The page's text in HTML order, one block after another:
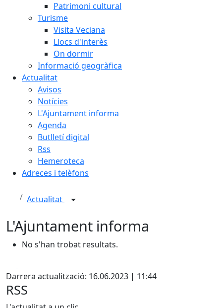
Patrimoni cultural
Turisme
Visita Veciana
Llocs d'interès
On dormir
Informació geogràfica
Actualitat
Avisos
Notícies
L'Ajuntament informa
Agenda
Butlletí digital
Rss
Hemeroteca
Adreces i telèfons
Actualitat
L'Ajuntament informa
No s'han trobat resultats.
Darrera actualització: 16.06.2023 | 11:44
RSS